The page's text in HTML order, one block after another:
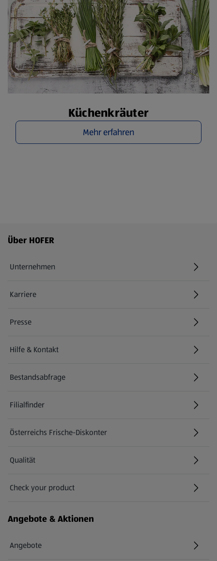
Küchenkräuter
Mehr erfahren
Fußzeilenmenü - weitere Links
Über HOFER
Unternehmen
Karriere
(öffnet in einem neuen Tab)
Presse
Hilfe & Kontakt
(öffnet in einem neuen Tab)
Bestandsabfrage
(öffnet in einem neuen Tab)
Filialfinder
Österreichs Frische-Diskonter
Qualität
Check your product
(öffnet in einem neuen Tab)
Angebote & Aktionen
Angebote